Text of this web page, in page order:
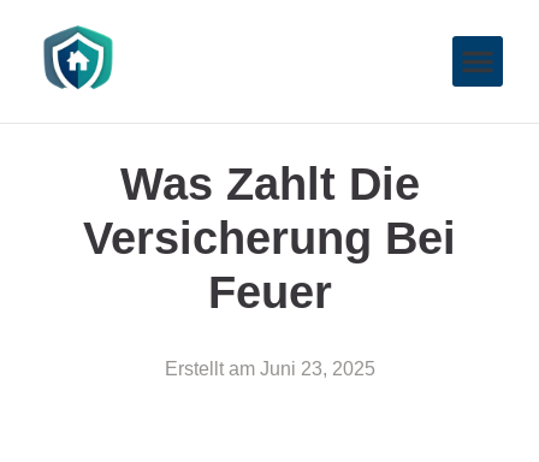
Was Zahlt Die
Versicherung Bei
Feuer
Erstellt am Juni 23, 2025